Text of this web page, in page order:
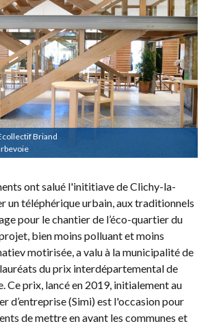
Briand
ont salué l'inititiave de Clichy-la-
un téléphérique urbain, aux traditionnels
pour le chantier de l’éco-quartier du
bien moins polluant et moins
motirisée, a valu à la municipalité de
du prix interdépartemental de
Ce prix, lancé en 2019, initialement au
d’entreprise (Simi) est l'occasion pour
de mettre en avant les communes et